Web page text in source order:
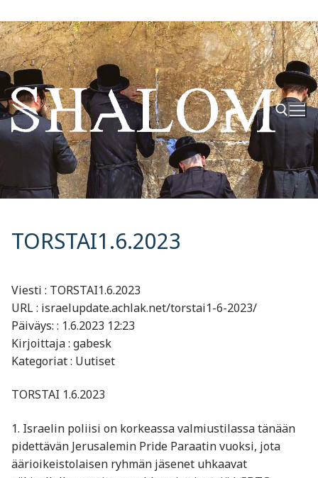
Hyppää
sisältöön
Hae:
TORSTAI1.6.2023
Viesti : TORSTAI1.6.2023
URL : israelupdate.achlak.net/torstai1-6-2023/
Päiväys: : 1.6.2023 12:23
Kirjoittaja : gabesk
Kategoriat : Uutiset
TORSTAI 1.6.2023
1. Israelin poliisi on korkeassa valmiustilassa tänään
pidettävän Jerusalemin Pride Paraatin vuoksi, jota
äärioikeistolaisen ryhmän jäsenet uhkaavat